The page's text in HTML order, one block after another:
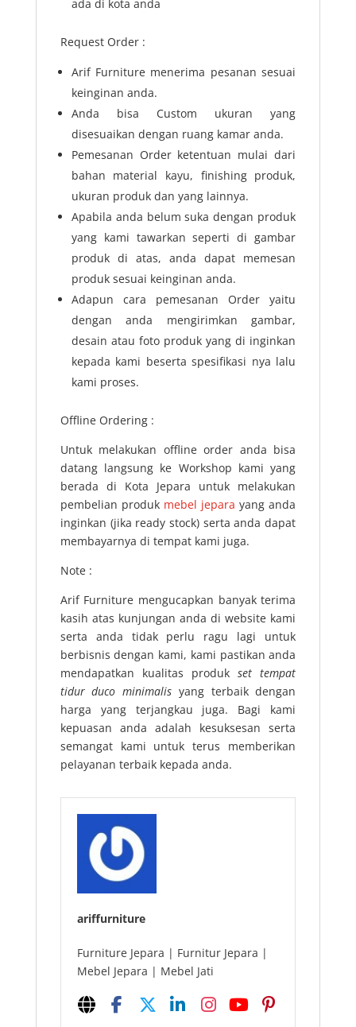
ada di kota anda
Request Order :
Arif Furniture menerima pesanan sesuai
keinginan anda.
Anda bisa Custom ukuran yang
disesuaikan dengan ruang kamar anda.
Pemesanan Order ketentuan mulai dari
bahan material kayu, finishing produk,
ukuran produk dan yang lainnya.
Apabila anda belum suka dengan produk
yang kami tawarkan seperti di gambar
produk di atas, anda dapat memesan
produk sesuai keinginan anda.
Adapun cara pemesanan Order yaitu
dengan anda mengirimkan gambar,
desain atau foto produk yang di inginkan
kepada kami beserta spesifikasi nya lalu
kami proses.
Offline Ordering :
Untuk melakukan offline order anda bisa
datang langsung ke Workshop kami yang
berada di Kota Jepara untuk melakukan
pembelian produk mebel jepara yang anda
inginkan (jika ready stock) serta anda dapat
membayarnya di tempat kami juga.
Note :
Arif Furniture mengucapkan banyak terima
kasih atas kunjungan anda di website kami
serta anda tidak perlu ragu lagi untuk
berbisnis dengan kami, kami pastikan anda
mendapatkan kualitas produk set tempat
tidur duco minimalis yang terbaik dengan
harga yang terjangkau juga. Bagi kami
kepuasan anda adalah kesuksesan serta
semangat kami untuk terus memberikan
pelayanan terbaik kepada anda.
ariffurniture
Furniture Jepara | Furnitur Jepara |
Mebel Jepara | Mebel Jati